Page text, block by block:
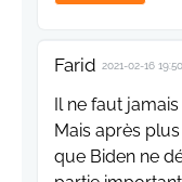
Farid 2021-02-16
Il ne faut
Mais après
que Biden ne